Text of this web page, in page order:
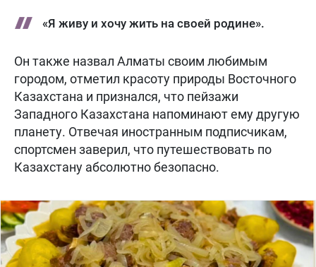
«Я живу и хочу жить на своей родине».
Он также назвал Алматы своим любимым
городом, отметил красоту природы Восточного
Казахстана и признался, что пейзажи
Западного Казахстана напоминают ему другую
планету. Отвечая иностранным подписчикам,
спортсмен заверил, что путешествовать по
Казахстану абсолютно безопасно.